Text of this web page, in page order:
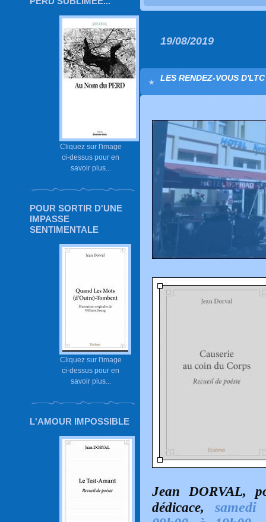
Cliquez sur l'image
ci-dessus pour en
savoir plus...
POUR SORTIR D'UNE
IMPASSE
SENTIMENTALE
Cliquez sur l'image
ci-dessus pour en
savoir plus...
L'AMOUR IMPOSSIBLE
19/08/2019
LES RENDEZ-VOUS
Jean DORVAL,
dédicace,